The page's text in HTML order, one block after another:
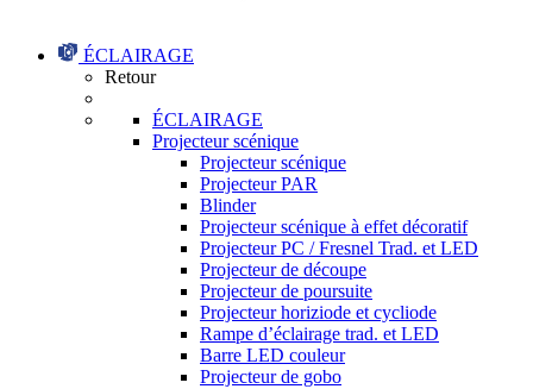
ÉCLAIRAGE
Retour
ÉCLAIRAGE
Projecteur scénique
Projecteur scénique
Projecteur PAR
Blinder
Projecteur scénique à effet décoratif
Projecteur PC / Fresnel Trad. et LED
Projecteur de découpe
Projecteur de poursuite
Projecteur horiziode et cycliode
Rampe d’éclairage trad. et LED
Barre LED couleur
Projecteur de gobo